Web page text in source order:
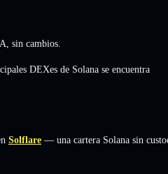
sin cambios
DEXes de Solana se encuentra
Solflare — una cartera Solana sin